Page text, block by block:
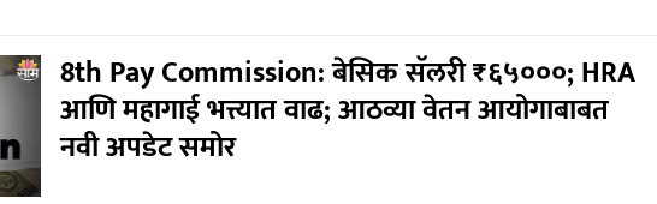
8th Pay Commission: बेसिक सॅलरी ₹६५०००; HRA
आणि महागाई भत्त्यात वाढ; आठव्या वेतन आयोगाबाबत
नवी अपडेट समोर